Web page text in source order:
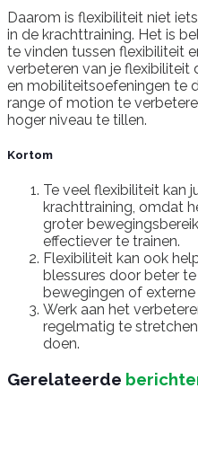
Daarom is flexibiliteit niet
in de krachttraining. Het is
te vinden tussen flexibiliteit
verbeteren van je
en mobiliteitsoefeningen te
range of motion te
hoger niveau te tillen.
Kortom
Te veel flexibiliteit kan
krachttraining, omdat
groter
effectiever te trainen.
Flexibiliteit kan ook
blessures door beter
bewegingen of externe
Werk aan het
regelmatig te
doen.
Gerelateerde